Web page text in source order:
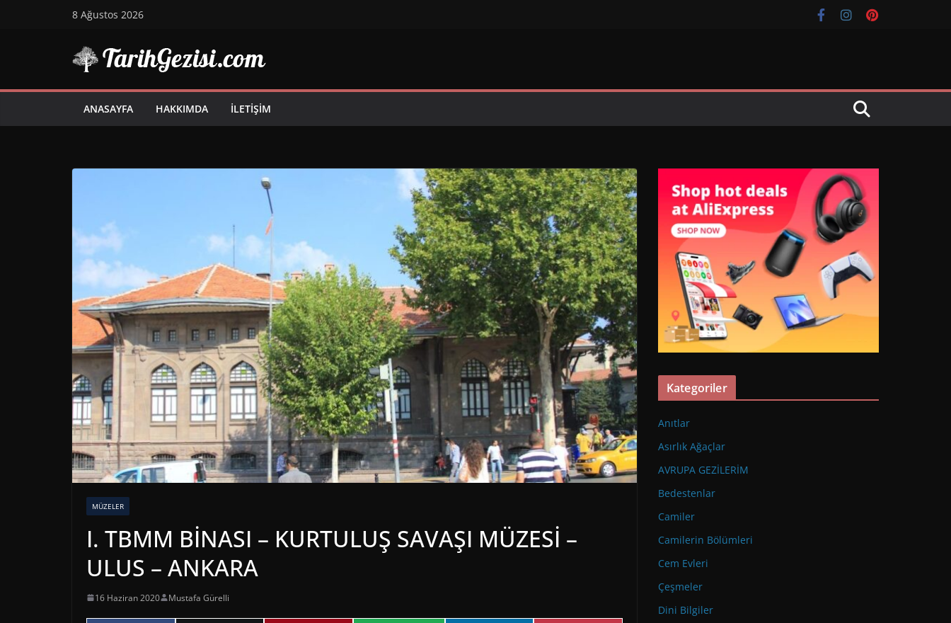
8 Ağustos 2026
ANASAYFA HAKKIMDA İLETIŞIM
MÜZELER
I. TBMM BİNASI – KURTULUŞ SAVAŞI MÜZESİ –
ULUS – ANKARA
16 Haziran 2020 Mustafa Gürelli
Kategoriler
Anıtlar
Asırlık Ağaçlar
AVRUPA GEZİLERİM
Bedestenlar
Camiler
Camilerin Bölümleri
Cem Evleri
Çeşmeler
Dini Bilgiler